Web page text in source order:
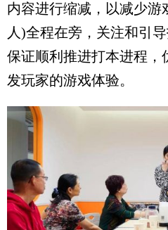
内容进行缩减，以减少
人)全程在旁，关注和引
保证顺利推进打本进程，
发玩家的游戏体验。